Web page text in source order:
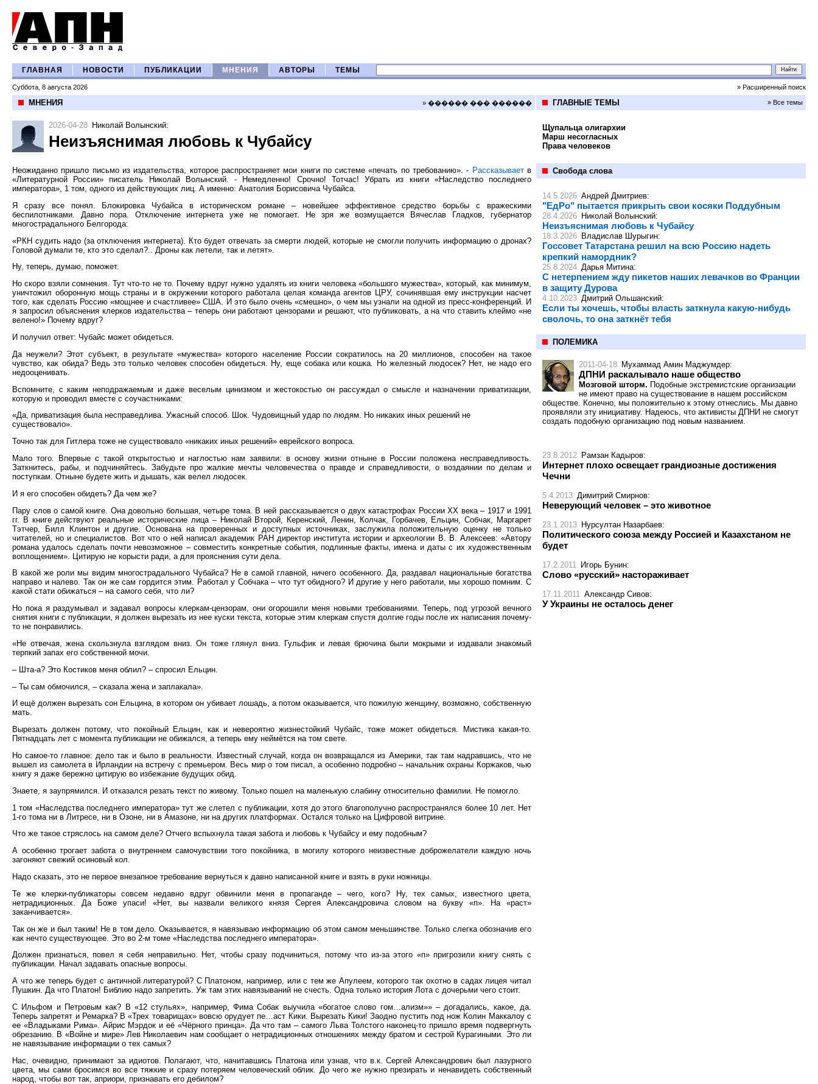
ГЛАВНАЯ НОВОСТИ ПУБЛИКАЦИИ МНЕНИЯ АВТОРЫ ТЕМЫ
Суббота, 8 августа 2026 » Расширенный поиск
МНЕНИЯ » ������ ��� ������
2026-04-28 Николай Волынский:
Неизъяснимая любовь к Чубайсу
Неожиданно пришло письмо из издательства, которое распространяет мои книги по системе «печать по требованию». - Рассказываетв
«Литературной России» писатель Николай Волынский. - Немедленно! Срочно! Тотчас! Убрать из книги «Наследство последнего
императора», 1 том, одного из действующих лиц. А именно: Анатолия Борисовича Чубайса.
Я сразу все понял. Блокировка Чубайса в историческом романе – новейшее эффективное средство борьбы с вражескими
беспилотниками. Давно пора. Отключение интернета уже не помогает. Не зря же возмущается Вячеслав Гладков, губернатор
многострадального Белгорода:
«РКН судить надо (за отключения интернета). Кто будет отвечать за смерти людей, которые не смогли получить информацию о дронах?
Головой думали те, кто это сделал?.. Дроны как летели, так и летят».
Ну, теперь, думаю, поможет.
Но скоро взяли сомнения. Тут что-то не то. Почему вдруг нужно удалять из книги человека «большого мужества», который, как минимум,
уничтожил оборонную мощь страны и в окружении которого работала целая команда агентов ЦРУ, сочинявшая ему инструкции насчет
того, как сделать Россию «мощнее и счастливее» США. И это было очень «смешно», о чем мы узнали на одной из пресс-конференций. И
я запросил объяснения клерков издательства – теперь они работают цензорами и решают, что публиковать, а на что ставить клеймо «не
велено!» Почему вдруг?
И получил ответ: Чубайс может обидеться.
Да неужели? Этот субъект, в результате «мужества» которого население России сократилось на 20 миллионов, способен на такое
чувство, как обида? Ведь это только человек способен обидеться. Ну, еще собака или кошка. Но железный людосек? Нет, не надо его
недооценивать.
Вспомните, с каким неподражаемым и даже веселым цинизмом и жестокостью он рассуждал о смысле и назначении приватизации,
которую и проводил вместе с соучастниками:
«Да, приватизация была несправедлива. Ужасный способ. Шок. Чудовищный удар по людям. Но никаких иных решений не
существовало».
Точно так для Гитлера тоже не существовало «никаких иных решений» еврейского вопроса.
Мало того. Впервые с такой открытостью и наглостью нам заявили: в основу жизни отныне в России положена несправедливость.
Заткнитесь, рабы, и подчиняйтесь. Забудьте про жалкие мечты человечества о правде и справедливости, о воздаянии по делам и
поступкам. Отныне будете жить и дышать, как велел людосек.
И я его способен обидеть? Да чем же?
Пару слов о самой книге. Она довольно большая, четыре тома. В ней рассказывается о двух катастрофах России ХХ века – 1917 и 1991
гг. В книге действуют реальные исторические лица – Николай Второй, Керенский, Ленин, Колчак, Горбачев, Ельцин, Собчак, Маргарет
Тэтчер, Билл Клинтон и другие. Основана на проверенных и доступных источниках, заслужила положительную оценку не только
читателей, но и специалистов. Вот что о ней написал академик РАН директор института истории и археологии В. В. Алексеев: «Автору
романа удалось сделать почти невозможное – совместить конкретные события, подлинные факты, имена и даты с их художественным
воплощением». Цитирую не корысти ради, а для прояснения сути дела.
В какой же роли мы видим многострадального Чубайса? Не в самой главной, ничего особенного. Да, раздавал национальные богатства
направо и налево. Так он же сам гордится этим. Работал у Собчака – что тут обидного? И другие у него работали, мы хорошо помним. С
какой стати обижаться – на самого себя, что ли?
Но пока я раздумывал и задавал вопросы клеркам-цензорам, они огорошили меня новыми требованиями. Теперь, под угрозой вечного
снятия книги с публикации, я должен вырезать из нее куски текста, которые этим клеркам спустя долгие годы после их написания почему-
то не понравились.
«Не отвечая, жена скользнула взглядом вниз. Он тоже глянул вниз. Гульфик и левая брючина были мокрыми и издавали знакомый
терпкий запах его собственной мочи.
– Шта-а? Это Костиков меня облил? – спросил Ельцин.
– Ты сам обмочился, – сказала жена и заплакала».
И ещё должен вырезать сон Ельцина, в котором он убивает лошадь, а потом оказывается, что пожилую женщину, возможно, собственную
мать.
Вырезать должен потому, что покойный Ельцин, как и невероятно жизнестойкий Чубайс, тоже может обидеться. Мистика какая-то.
Пятнадцать лет с момента публикации не обижался, а теперь ему неймётся на том свете.
Но самое-то главное: дело так и было в реальности. Известный случай, когда он возвращался из Америки, так там надравшись, что не
вышел из самолета в Ирландии на встречу с премьером. Весь мир о том писал, а особенно подробно – начальник охраны Коржаков, чью
книгу я даже бережно цитирую во избежание будущих обид.
Знаете, я заупрямился. И отказался резать текст по живому. Только пошел на маленькую слабину относительно фамилии. Не помогло.
1 том «Наследства последнего императора» тут же слетел с публикации, хотя до этого благополучно распространялся более 10 лет. Нет
1-го тома ни в Литресе, ни в Озоне, ни в Амазоне, ни на других платформах. Остался только на Цифровой витрине.
Что же такое стряслось на самом деле? Отчего вспыхнула такая забота и любовь к Чубайсу и ему подобным?
А особенно трогает забота о внутреннем самочувствии того покойника, в могилу которого неизвестные доброжелатели каждую ночь
загоняют свежий осиновый кол.
Надо сказать, это не первое внезапное требование вернуться к давно написанной книге и взять в руки ножницы.
Те же клерки-публикаторы совсем недавно вдруг обвинили меня в пропаганде – чего, кого? Ну, тех самых, известного цвета,
нетрадиционных. Да Боже упаси! «Нет, вы назвали великого князя Сергея Александровича словом на букву «п». На «раст»
заканчивается».
Так он же и был таким! Не в том дело. Оказывается, я навязываю информацию об этом самом меньшинстве. Только слегка обозначив его
как нечто существующее. Это во 2-м томе «Наследства последнего императора».
Должен признаться, повел я себя неправильно. Нет, чтобы сразу подчиниться, потому что из-за этого «п» пригрозили книгу снять с
публикации. Начал задавать опасные вопросы.
А что же теперь будет с античной литературой? С Платоном, например, или с тем же Апулеем, которого так охотно в садах лицея читал
Пушкин. Да что Платон! Библию надо запретить. Уж там этих навязываний не счесть. Одна только история Лота с дочерьми чего стоит.
С Ильфом и Петровым как? В «12 стульях», например, Фима Собак выучила «богатое слово гом…ализм»» – догадались, какое, да.
Теперь запретят и Ремарка? В «Трех товарищах» вовсю орудует пе…аст Кики. Вырезать Кики! Заодно пустить под нож Колин Маккалоу с
ее «Владыками Рима». Айрис Мэрдок и её «Чёрного принца». Да что там – самого Льва Толстого наконец-то пришло время подвергнуть
обрезанию. В «Войне и мире» Лев Николаевич нам сообщает о нетрадиционных отношениях между братом и сестрой Курагиными. Это ли
не навязывание информации о тех самых?
Нас, очевидно, принимают за идиотов. Полагают, что, начитавшись Платона или узнав, что в.к. Сергей Александрович был лазурного
цвета, мы сами бросимся во все тяжкие и сразу потеряем человеческий облик. До чего же нужно презирать и ненавидеть собственный
народ, чтобы вот так, априори, признавать его дебилом?
ГЛАВНЫЕ ТЕМЫ » Все темы
Щупальца олигархии
Марш несогласных
Права человеков
Свобода слова
14.5.2026 Андрей Дмитриев:
"ЕдРо" пытается прикрыть свои косяки Поддубным
28.4.2026 Николай Волынский:
Неизъяснимая любовь к Чубайсу
18.3.2026 Владислав Шурыгин:
Госсовет Татарстана решил на всю Россию надеть
крепкий намордник?
25.8.2024 Дарья Митина:
С нетерпением жду пикетов наших левачков во Франции
в защиту Дурова
4.10.2023 Дмитрий Ольшанский:
Если ты хочешь, чтобы власть заткнула какую-нибудь
сволочь, то она заткнёт тебя
ПОЛЕМИКА
2011-04-18 Мухаммад Амин Маджумдер:
ДПНИ раскалывало наше общество
Мозговой шторм. Подобные экстремистские организации
не имеют право на существование в нашем российском
обществе. Конечно, мы положительно к этому отнеслись. Мы давно
проявляли эту инициативу. Надеюсь, что активисты ДПНИ не смогут
создать подобную организацию под новым названием.
23.8.2012 Рамзан Кадыров:
Интернет плохо освещает грандиозные достижения
Чечни
5.4.2013 Димитрий Смирнов:
Неверующий человек – это животное
23.1.2013 Нурсултан Назарбаев:
Политического союза между Россией и Казахстаном не
будет
17.2.2011 Игорь Бунин:
Слово «русский» настораживает
17.11.2011 Александр Сивов:
У Украины не осталось денег